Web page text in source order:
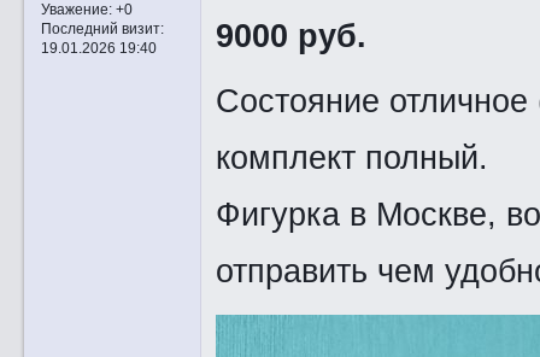
Уважение: +0
Последний визит:
19.01.2026 19:40
9000 руб.
Состояние
комплект полный.
Фигурка в Москве,
отправить чем